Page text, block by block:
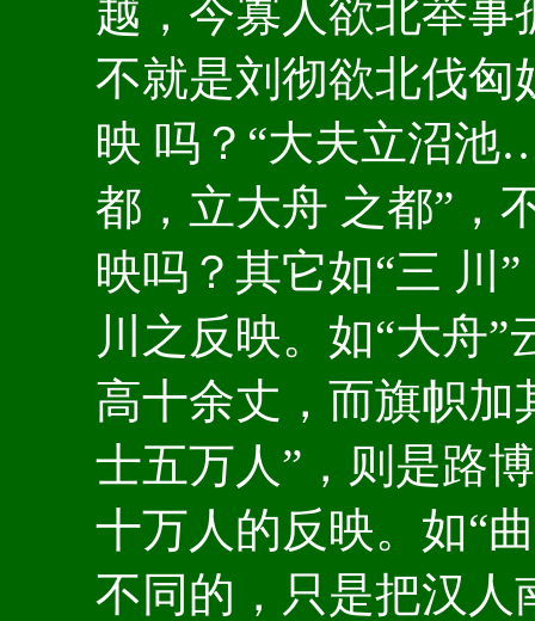
越，今寡人欲北举事
不就是刘彻欲北伐匈
映 吗？“大夫立沼
都，立大舟 之都”，
映吗？其它如“三 川
川之反映。如“大舟
高十余丈，而旗帜加
士五万人”，则是路
十万人的反映。如“
不同的，只是把汉人